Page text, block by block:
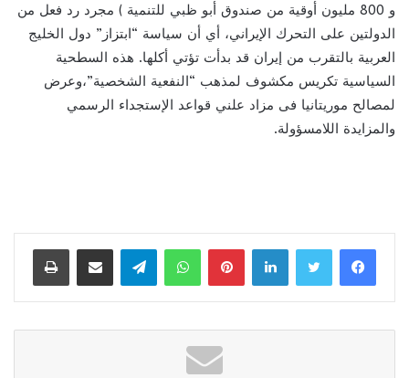
و 800 مليون أوقية من صندوق أبو ظبي للتنمية ) مجرد رد فعل من
الدولتين على التحرك الإيراني، أي أن سياسة “ابتزاز” دول الخليج
العربية بالتقرب من إيران قد بدأت تؤتي أكلها. هذه السطحية
السياسية تكريس مكشوف لمذهب “النفعية الشخصية”،وعرض
لمصالح موريتانيا فى مزاد علني قواعد الإستجداء الرسمي
والمزايدة اللامسؤولة.
لينكدإن بينتيريستواتساب تيلقرام مشاركة عبر البريد طباعة